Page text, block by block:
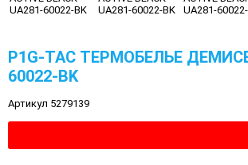
P1G-TAC ТЕРМОБЕЛЬЕ
60022-BK
Артикул 5279139